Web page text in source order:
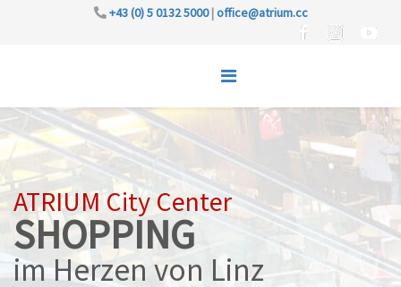
+43 (0) 5 0132 5000|office@atrium.cc
ATRIUM City Center
SHOPPING
im Herzen von Linz